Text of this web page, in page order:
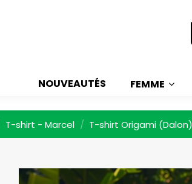
NOUVEAUTÉS FEMME
T-shirt - Marcel T-shirt Origami (Dalon)